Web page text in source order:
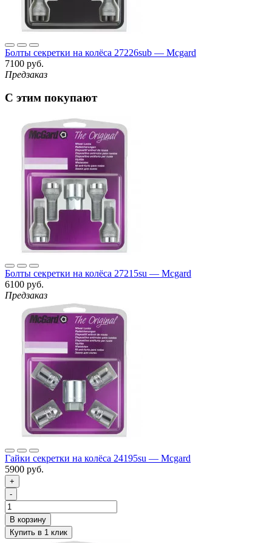
Болты секретки на колёса 27226sub — Mcgard
7100 руб.
Предзаказ
С этим покупают
Болты секретки на колёса 27215su — Mcgard
6100 руб.
Предзаказ
Гайки секретки на колёса 24195su — Mcgard
5900 руб.
+
-